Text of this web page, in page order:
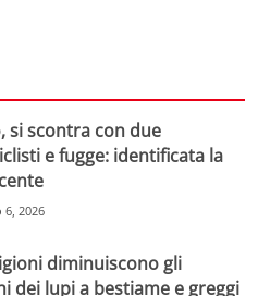
si scontra con due
e fugge: identificata la
6, 2026
diminuiscono gli
dei lupi a bestiame e greggi